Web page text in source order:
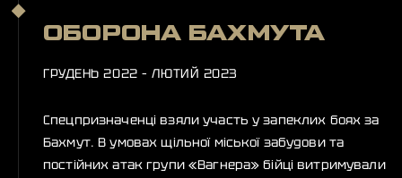
ОБОРОНА БАХМУТА
ГРУДЕНЬ 2022 – ЛЮТИЙ 2023
Спецпризначенці взяли участь у запеклих боях за
Бахмут. В умовах щільної міської забудови та
постійних атак групи «Вагнера» бійці витримували